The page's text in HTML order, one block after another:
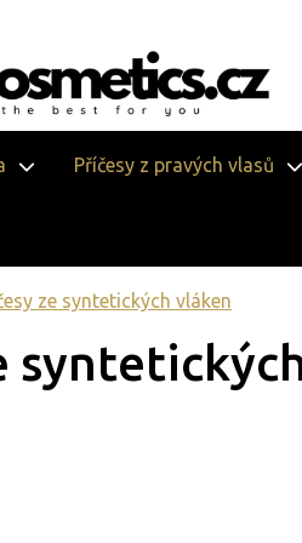
Příčesy z pravých vlasů
ze syntetických vláken